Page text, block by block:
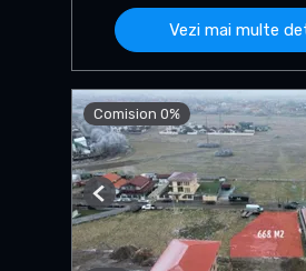
Vezi mai multe
Comision 0%
Previous